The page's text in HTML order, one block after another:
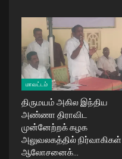
மாவட்டம்
திருமயம் அகில இந்திய
அண்ணா திராவிட
முன்னேற்றக் கழக
அலுவலகத்தில் நிர்வாகிகள்
ஆலோசனைக்…